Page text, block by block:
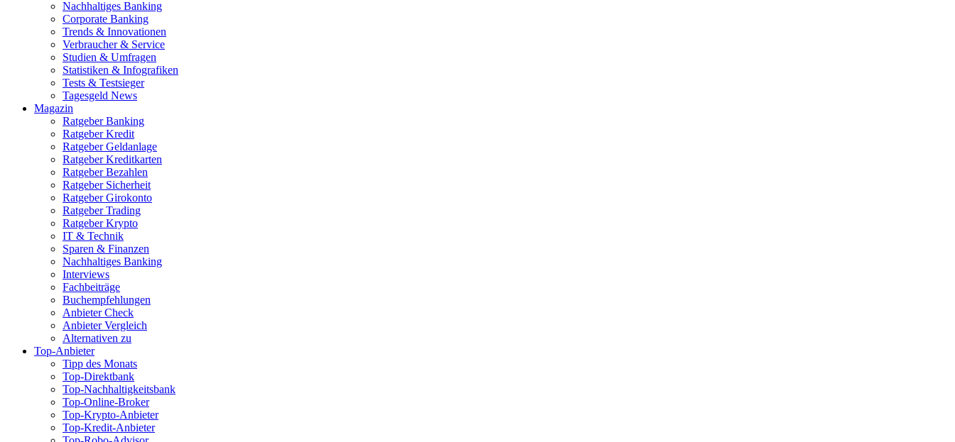
Nachhaltiges Banking
Corporate Banking
Trends & Innovationen
Verbraucher & Service
Studien & Umfragen
Statistiken & Infografiken
Tests & Testsieger
Tagesgeld News
Magazin
Ratgeber Banking
Ratgeber Kredit
Ratgeber Geldanlage
Ratgeber Kreditkarten
Ratgeber Bezahlen
Ratgeber Sicherheit
Ratgeber Girokonto
Ratgeber Trading
Ratgeber Krypto
IT & Technik
Sparen & Finanzen
Nachhaltiges Banking
Interviews
Fachbeiträge
Buchempfehlungen
Anbieter Check
Anbieter Vergleich
Alternativen zu
Top-Anbieter
Tipp des Monats
Top-Direktbank
Top-Nachhaltigkeitsbank
Top-Online-Broker
Top-Krypto-Anbieter
Top-Kredit-Anbieter